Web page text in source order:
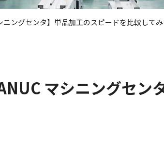
ニングセンタ】単品加工のスピードを比較してみ
マシニングセン